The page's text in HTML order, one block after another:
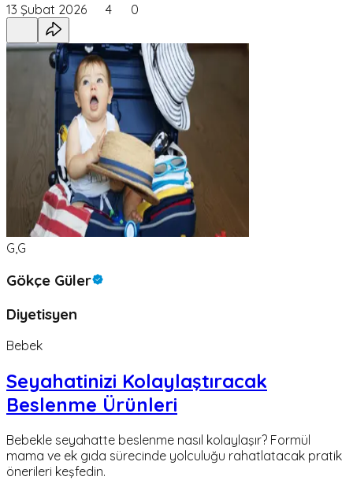
13 Şubat 2026 4 0
G,G
Gökçe Güler
Diyetisyen
Bebek
Seyahatinizi Kolaylaştıracak
Beslenme Ürünleri
Bebekle seyahatte beslenme nasıl kolaylaşır? Formül
mama ve ek gıda sürecinde yolculuğu rahatlatacak pratik
önerileri keşfedin.